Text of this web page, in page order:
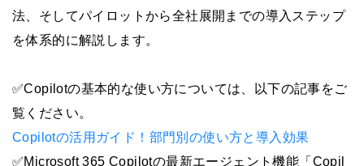
法、そしてパイロットから全社展開までの導入ステップ
を体系的に解説します。
✅Copilotの基本的な使い方については、以下の記事をご
覧ください。
Copilotの活用ガイド！部門別の使い方と導入効果
✅Microsoft 365 Copilotの最新エージェント機能「Copil